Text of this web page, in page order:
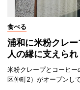
食べる
浦和に米粉クレ
人の縁に支えられ
米粉クレープとコーヒ
区仲町2）がオープンし